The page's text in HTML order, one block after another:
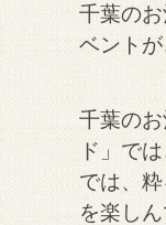
千葉の
ベント
千葉の
ド」で
では、
を楽し